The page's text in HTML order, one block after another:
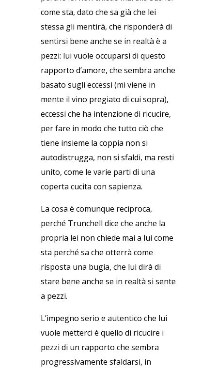
come sta, dato che sa già che lei
stessa gli mentirà, che risponderà di
sentirsi bene anche se in realtà è a
pezzi: lui vuole occuparsi di questo
rapporto d’amore, che sembra anche
basato sugli eccessi (mi viene in
mente il vino pregiato di cui sopra),
eccessi che ha intenzione di ricucire,
per fare in modo che tutto ciò che
tiene insieme la coppia non si
autodistrugga, non si sfaldi, ma resti
unito, come le varie parti di una
coperta cucita con sapienza.
La cosa è comunque reciproca,
perché Trunchell dice che anche la
propria lei non chiede mai a lui come
sta perché sa che otterrà come
risposta una bugia, che lui dirà di
stare bene anche se in realtà si sente
a pezzi.
L’impegno serio e autentico che lui
vuole metterci è quello di ricucire i
pezzi di un rapporto che sembra
progressivamente sfaldarsi, in